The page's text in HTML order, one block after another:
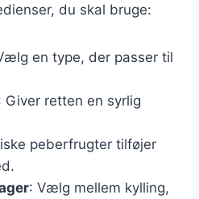
du skal bruge:
en type, der passer til
Giver retten en syrlig
peberfrugter tilføjer
: Vælg mellem kylling,